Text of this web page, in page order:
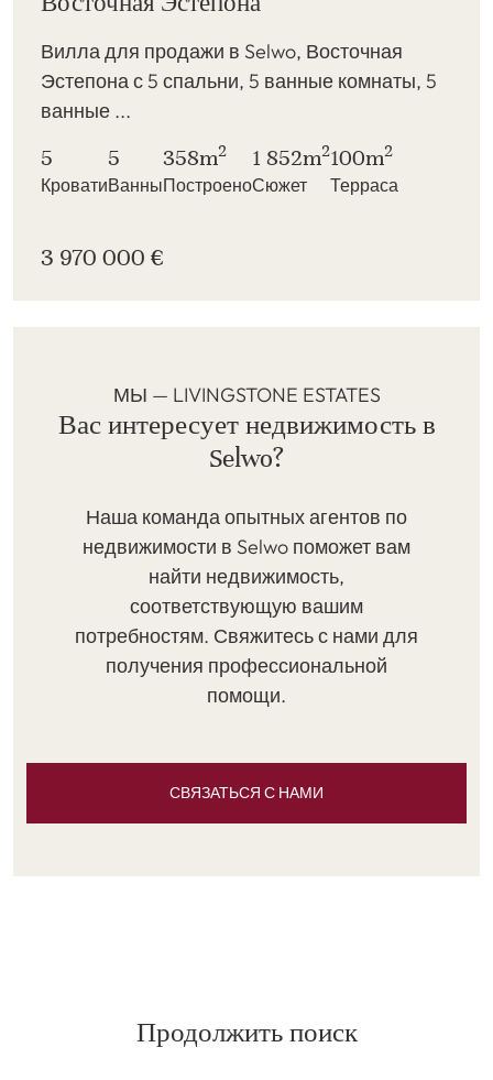
Вилла для продажи в Selwo, Восточная
Эстепона с 5 спальни, 5 ванные комнаты, 5
ванные ...
5
Кровати
5
Ванны
358m2
Построено
1 852m2
Сюжет
100m2
Терраса
3 970 000 €
МЫ — LIVINGSTONE ESTATES
Вас интересует недвижимость в
Selwo?
Наша команда опытных агентов по
недвижимости в Selwo поможет вам
найти недвижимость,
соответствующую вашим
потребностям. Свяжитесь с нами для
получения профессиональной
помощи.
СВЯЗАТЬСЯ С НАМИ
Продолжить поиск